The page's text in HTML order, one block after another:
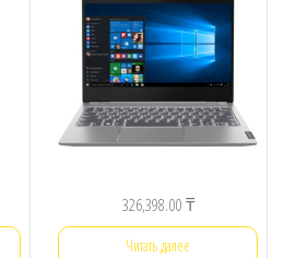
326,398.00₸
Читать далее